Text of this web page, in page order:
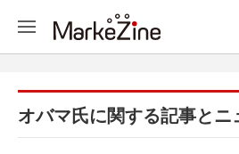
オバマ氏に関する記事とニ